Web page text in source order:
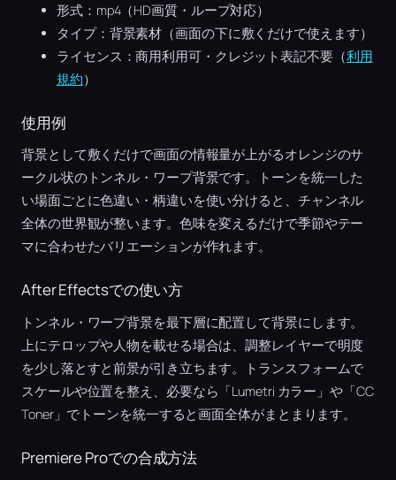
形式：mp4（HD画質・ループ対応）
タイプ：背景素材（画面の下に敷くだけで使えます）
ライセンス：商用利用可・クレジット表記不要（利用
規約）
使用例
背景として敷くだけで画面の情報量が上がるオレンジのサ
ークル状のトンネル・ワープ背景です。トーンを統一した
い場面ごとに色違い・柄違いを使い分けると、チャンネル
全体の世界観が整います。色味を変えるだけで季節やテー
マに合わせたバリエーションが作れます。
After Effectsでの使い方
トンネル・ワープ背景を最下層に配置して背景にします。
上にテロップや人物を載せる場合は、調整レイヤーで明度
を少し落とすと前景が引き立ちます。トランスフォームで
スケールや位置を整え、必要なら「Lumetri カラー」や「CC
Toner」でトーンを統一すると画面全体がまとまります。
Premiere Proでの合成方法